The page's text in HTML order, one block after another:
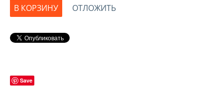
В КОРЗИНУ ОТЛОЖИТЬ
Save